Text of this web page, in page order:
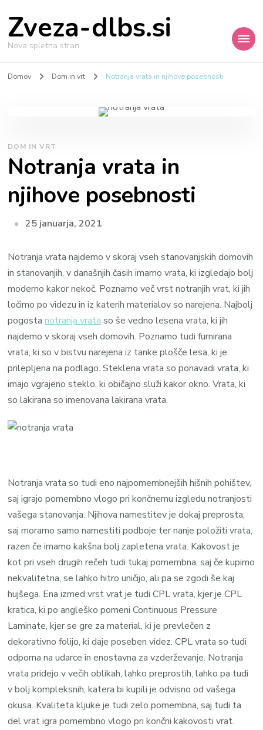
Zveza-dlbs.si
Nova spletna stran
Domov Dom in vrt Notranja vrata in njihove posebnosti
DOM IN VRT
Notranja vrata in
njihove posebnosti
25 januarja, 2021
Notranja vrata najdemo v skoraj vseh stanovanjskih domovih
in stanovanjih, v današnjih časih imamo vrata, ki izgledajo bolj
moderno kakor nekoč. Poznamo več vrst notranjih vrat, ki jih
ločimo po videzu in iz katerih materialov so narejena. Najbolj
pogostanotranja vrata so še vedno lesena vrata, ki jih
najdemo v skoraj vseh domovih. Poznamo tudi furnirana
vrata, ki so v bistvu narejena iz tanke plošče lesa, ki je
prilepljena na podlago. Steklena vrata so ponavadi vrata, ki
imajo vgrajeno steklo, ki običajno služi kakor okno. Vrata, ki
so lakirana so imenovana lakirana vrata.
Notranja vrata so tudi eno najpomembnejših hišnih pohištev,
saj igrajo pomembno vlogo pri končnemu izgledu notranjosti
vašega stanovanja. Njihova namestitev je dokaj preprosta,
saj moramo samo namestiti podboje ter nanje položiti vrata,
razen če imamo kakšna bolj zapletena vrata. Kakovost je
kot pri vseh drugih rečeh tudi tukaj pomembna, saj če kupimo
nekvalitetna, se lahko hitro uničijo, ali pa se zgodi še kaj
hujšega. Ena izmed vrst vrat je tudi CPL vrata, kjer je CPL
kratica, ki po angleško pomeni Continuous Pressure
Laminate, kjer se gre za material, ki je prevlečen z
dekorativno folijo, ki daje poseben videz. CPL vrata so tudi
odporna na udarce in enostavna za vzderževanje. Notranja
vrata pridejo v večih oblikah, lahko preprostih, lahko pa tudi
v bolj kompleksnih, katera bi kupili je odvisno od vašega
okusa. Kvaliteta kljuke je tudi zelo pomembna, saj tudi ta
del vrat igra pomembno vlogo pri končni kakovosti vrat.